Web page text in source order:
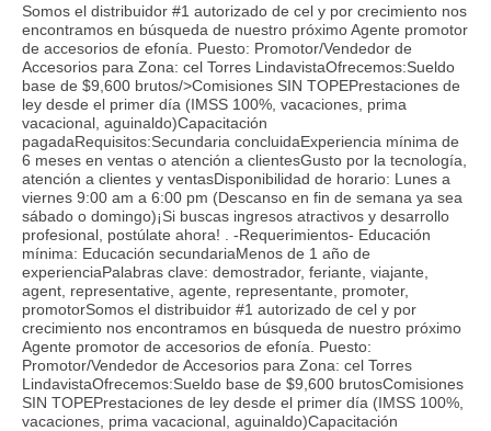
Somos el distribuidor #1 autorizado de cel y por crecimiento nos
encontramos en búsqueda de nuestro próximo Agente promotor
de accesorios de efonía. Puesto: Promotor/Vendedor de
Accesorios para Zona: cel Torres LindavistaOfrecemos:Sueldo
base de $9,600 brutos/>Comisiones SIN TOPEPrestaciones de
ley desde el primer día (IMSS 100%, vacaciones, prima
vacacional, aguinaldo)Capacitación
pagadaRequisitos:Secundaria concluidaExperiencia mínima de
6 meses en ventas o atención a clientesGusto por la tecnología,
atención a clientes y ventasDisponibilidad de horario: Lunes a
viernes 9:00 am a 6:00 pm (Descanso en fin de semana ya sea
sábado o domingo)¡Si buscas ingresos atractivos y desarrollo
profesional, postúlate ahora! . -Requerimientos- Educación
mínima: Educación secundariaMenos de 1 año de
experienciaPalabras clave: demostrador, feriante, viajante,
agent, representative, agente, representante, promoter,
promotorSomos el distribuidor #1 autorizado de cel y por
crecimiento nos encontramos en búsqueda de nuestro próximo
Agente promotor de accesorios de efonía. Puesto:
Promotor/Vendedor de Accesorios para Zona: cel Torres
LindavistaOfrecemos:Sueldo base de $9,600 brutosComisiones
SIN TOPEPrestaciones de ley desde el primer día (IMSS 100%,
vacaciones, prima vacacional, aguinaldo)Capacitación